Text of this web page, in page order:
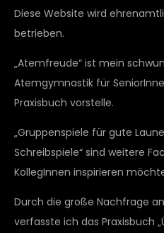
Diese Website wird
betrieben.
„Atemfreude“ ist mein
Atemgymnastik für
Praxisbuch vorstelle.
„Gruppenspiele für gute
Schreibspiele“ sind weitere
KollegInnen inspirieren
Durch die große Nachfrage
verfasste ich das Praxisbuch